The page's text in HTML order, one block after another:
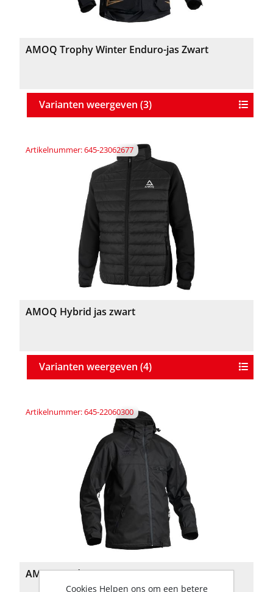
AMOQ Trophy Winter Enduro-jas Zwart
Varianten weergeven (3)
Artikelnummer: 645-23062677
AMOQ Hybrid jas zwart
Varianten weergeven (4)
Artikelnummer: 645-22060300
AMOQ Void jas zwart
Cookies Helpen ons om een betere